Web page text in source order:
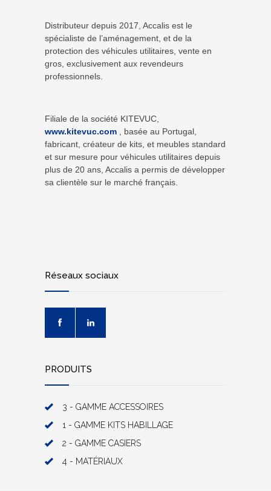
Distributeur depuis 2017, Accalis est le
spécialiste de l’aménagement, et de la
protection des véhicules utilitaires, vente en
gros, exclusivement aux revendeurs
professionnels.
Filiale de la société KITEVUC,
www.kitevuc.com , basée au Portugal,
fabricant, créateur de kits, et meubles standard
et sur mesure pour véhicules utilitaires depuis
plus de 20 ans, Accalis a permis de développer
sa clientèle sur le marché français.
Réseaux sociaux
PRODUITS
3 - GAMME ACCESSOIRES
1 - GAMME KITS HABILLAGE
2 - GAMME CASIERS
4 - MATÉRIAUX